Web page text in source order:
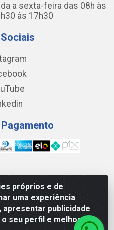
próprios e de
uma experiência
apresentar publicidade
seu perfil e melhorar a
a sexta-feira das 08h às
às 17h30
E LOGÍSTICA DE MATERIAL
DA INTEGRAÇÃO, 790 -
- CEP 61.604-505 - CNPJ
0001-20